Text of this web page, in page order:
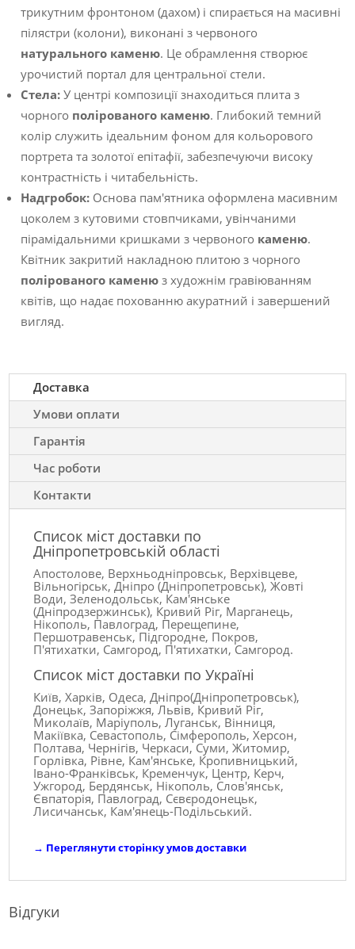
трикутним фронтоном (дахом) і спирається на масивні
пілястри (колони), виконані з червоного
натурального каменю. Це обрамлення створює
урочистий портал для центральної стели.
Стела: У центрі композиції знаходиться плита з
чорного полірованого каменю. Глибокий темний
колір служить ідеальним фоном для кольорового
портрета та золотої епітафії, забезпечуючи високу
контрастність і читабельність.
Надгробок: Основа пам'ятника оформлена масивним
цоколем з кутовими стовпчиками, увінчаними
пірамідальними кришками з червоного каменю.
Квітник закритий накладною плитою з чорного
полірованого каменю з художнім гравіюванням
квітів, що надає похованню акуратний і завершений
вигляд.
Доставка
Умови оплати
Гарантія
Час роботи
Контакти
Список міст доставки по
Дніпропетровській області
Апостолове, Верхньодніпровськ, Верхівцеве,
Вільногірськ, Дніпро (Дніпропетровськ), Жовті
Води, Зеленодольськ, Кам'янське
(Дніпродзержинськ), Кривий Ріг, Марганець,
Нікополь, Павлоград, Перещепине,
Першотравенськ, Підгородне, Покров,
П'ятихатки, Самгород, П'ятихатки, Самгород.
Список міст доставки по Україні
Київ, Харків, Одеса, Дніпро(Дніпропетровськ),
Донецьк, Запоріжжя, Львів, Кривий Ріг,
Миколаїв, Маріуполь, Луганськ, Вінниця,
Макіївка, Севастополь, Сімферополь, Херсон,
Полтава, Чернігів, Черкаси, Суми, Житомир,
Горлівка, Рівне, Кам'янське, Кропивницький,
Івано-Франківськ, Кременчук, Центр, Керч,
Ужгород, Бердянськ, Нікополь, Слов'янськ,
Євпаторія, Павлоград, Сєвєродонецьк,
Лисичанськ, Кам'янець-Подільський.
→ Переглянути сторінку умов доставки
Відгуки